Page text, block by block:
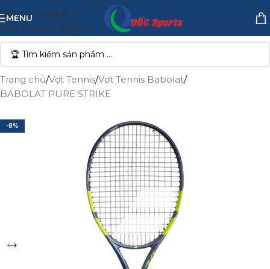
Skip to navigation
Skip to main content
MENU
Trang chủ/Vợt Tennis/Vợt Tennis Babolat/
BABOLAT PURE STRIKE
-8%